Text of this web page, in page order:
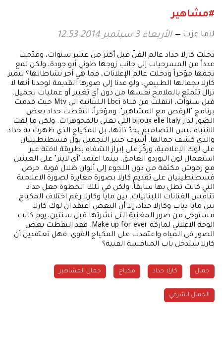
#مشاهير
لاما عزت الأربعاء 3 سبتمبر 2014 12:53
دخلت كارلا حداد عالم الفنّ قبل أكثر من عشر سنوات، وقدّمت
عدداً من المسرحيات إلى جانب زوجها طوني أبو جودة، ولكن لمع
نجمها مؤخراً ودخلت عالم الإعلانات، فما هي آخر نشاطاتها؟ تتميز
كارلا بجمالها الطبيعي، ولو عدنا إلى صورها القديمة لوجدنا أنها لا
تزال تتمتع بالملامح نفسها من دون أي تغيير أو عمليات تجميل.
قبل سنوات، انتقلت من قناة Lbci اللبنانية الى Mtv حيث قدمت
برنامج "الرقص مع المشاهير". ومؤخراً، التقطت حداد بعض
الصور لدار bijoux elle Italy التي تعنى بالمجوهرات. ولكن ما لفت
الانتباه ليس التصاميم بحدّ ذاتها، بل المكياج الذي ظهرت به حداد
والذي كشف جمالها. أشرف خبير التجميل بول قسطنطينيان
على لوك الإعلامية، وركّز على إبراز الشفاه بطريقة لافتة عبر
استعمال لون البوردو الغامق. بينما اعتمد "آي لاينر" على العينين
مع رموش مكثفة من دون اللجوء إلى ألوان ظلال قوية. حرص
قسطنطينيان على تقديم كارلا بصورة مغايرة لصورة الاعلامية
التي كانت تطل بها سابقاً، ولكن في تلك الخطوة جعل حداد
تنافس الفنانات اللبنانيات. بين مايا وكارلا رغم اختلاف المكياج
بين مايا دياب وكارلا حداد، إلا أن البعض اعتقد ان لوك كارلا
مستوحى من صور المغنية التي نشرتها قبل سنتين، يوم كانت
الوجه الاعلاني لماركة Make up for ever. فقد التقطت بعض
الصور في المياه واعتمدت على المكياج القوي. فهل تعتقدين أن
كارلا ستدخل باب المنافسة الفنية؟
جمال كارلا حداد مكياج جمال المشاهير
الجمال الشرقي